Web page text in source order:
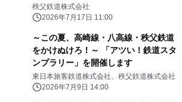
開催！
秩父鉄道株式会社
2026年7月17日 11:00
～この夏、高崎線・八高線・秩父鉄道
をかけぬけろ！～ 「アツい！鉄道スタ
ンプラリー」を開催します
東日本旅客鉄道株式会社、秩父鉄道株式会社
2026年7月9日 14:00